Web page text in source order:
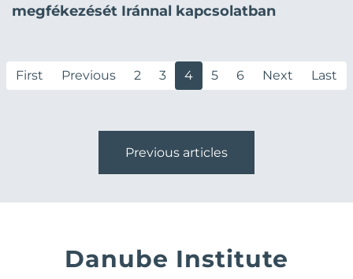
megfékezését Iránnal kapcsolatban
First Previous 2 3 4 5 6 Next Last
Previous articles
Danube Institute